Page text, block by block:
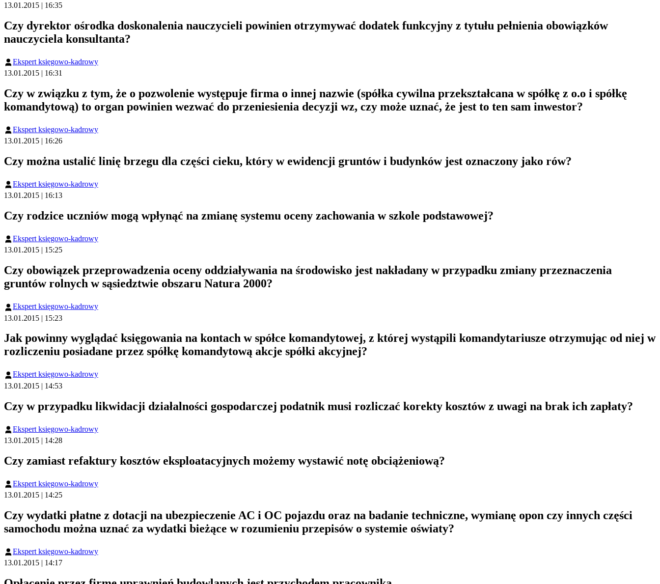
13.01.2015 | 16:35
Czy dyrektor ośrodka doskonalenia nauczycieli powinien otrzymywać dodatek funkcyjny z tytułu pełnienia obowiązków
nauczyciela konsultanta?
Ekspert księgowo-kadrowy
13.01.2015 | 16:31
Czy w związku z tym, że o pozwolenie występuje firma o innej nazwie (spółka cywilna przekształcana w spółkę z o.o i spółkę
komandytową) to organ powinien wezwać do przeniesienia decyzji wz, czy może uznać, że jest to ten sam inwestor?
Ekspert księgowo-kadrowy
13.01.2015 | 16:26
Czy można ustalić linię brzegu dla części cieku, który w ewidencji gruntów i budynków jest oznaczony jako rów?
Ekspert księgowo-kadrowy
13.01.2015 | 16:13
Czy rodzice uczniów mogą wpłynąć na zmianę systemu oceny zachowania w szkole podstawowej?
Ekspert księgowo-kadrowy
13.01.2015 | 15:25
Czy obowiązek przeprowadzenia oceny oddziaływania na środowisko jest nakładany w przypadku zmiany przeznaczenia
gruntów rolnych w sąsiedztwie obszaru Natura 2000?
Ekspert księgowo-kadrowy
13.01.2015 | 15:23
Jak powinny wyglądać księgowania na kontach w spółce komandytowej, z której wystąpili komandytariusze otrzymując od niej w
rozliczeniu posiadane przez spółkę komandytową akcje spółki akcyjnej?
Ekspert księgowo-kadrowy
13.01.2015 | 14:53
Czy w przypadku likwidacji działalności gospodarczej podatnik musi rozliczać korekty kosztów z uwagi na brak ich zapłaty?
Ekspert księgowo-kadrowy
13.01.2015 | 14:28
Czy zamiast refaktury kosztów eksploatacyjnych możemy wystawić notę obciążeniową?
Ekspert księgowo-kadrowy
13.01.2015 | 14:25
Czy wydatki płatne z dotacji na ubezpieczenie AC i OC pojazdu oraz na badanie techniczne, wymianę opon czy innych części
samochodu można uznać za wydatki bieżące w rozumieniu przepisów o systemie oświaty?
Ekspert księgowo-kadrowy
13.01.2015 | 14:17